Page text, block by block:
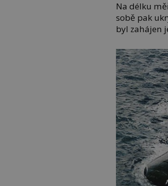
Na délku
sobě pak
byl zahájen